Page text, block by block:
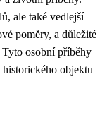
ale také vedlejší
poměry, a důležité
osobní příběhy
objektu